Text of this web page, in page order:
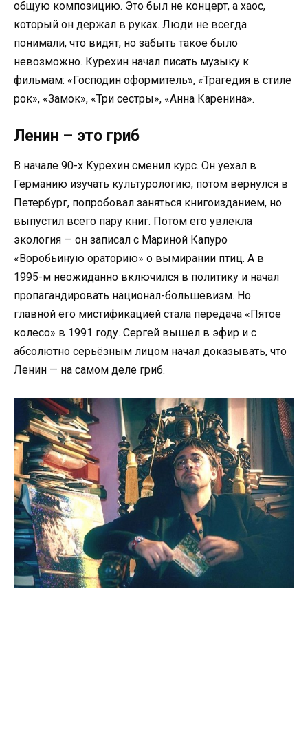
общую композицию. Это был не концерт, а хаос,
который он держал в руках. Люди не всегда
понимали, что видят, но забыть такое было
невозможно. Курехин начал писать музыку к
фильмам: «Господин оформитель», «Трагедия в стиле
рок», «Замок», «Три сестры», «Анна Каренина».
Ленин – это гриб
В начале 90-х Курехин сменил курс. Он уехал в
Германию изучать культурологию, потом вернулся в
Петербург, попробовал заняться книгоизданием, но
выпустил всего пару книг. Потом его увлекла
экология — он записал с Мариной Капуро
«Воробьиную ораторию» о вымирании птиц. А в
1995-м неожиданно включился в политику и начал
пропагандировать национал-большевизм. Но
главной его мистификацией стала передача «Пятое
колесо» в 1991 году. Сергей вышел в эфир и с
абсолютно серьёзным лицом начал доказывать, что
Ленин — на самом деле гриб.